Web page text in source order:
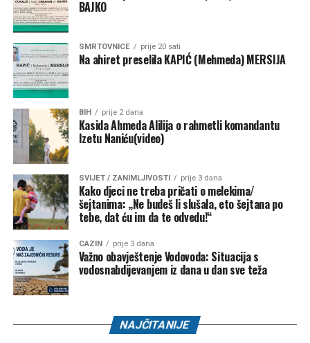
Ključ – 84.000 KM
NK “Ključ” –80.000 KM
Kanu-kajakaški klub “K4” –
FK “Bajer 99” Velagići –
NK “Omladinac” Sanica –1.000 KM
Bužim – 27.000 KM
NK “Vitez” –10.000 KM
FK “Bratstvo-Veterani” –5.000 KM
FK “Konjodor” –
FK “Bužim” –3.000 KM
OK “Bužim” –
3.000 KM
ŽOK “Bužim” –1.000 KM
BAJKO
SMRTOVNICE prije 20 sati
Na ahiret preselila KAPIĆ (Mehmeda) MERSIJA
BIH prije 2 dana
Kasida Ahmeda Alilija o rahmetli komandantu
Izetu Naniću(video)
SVIJET / ZANIMLJIVOSTI prije 3 dana
Kako djeci ne treba pričati o melekima/
šejtanima: „Ne budeš li slušala, eto šejtana po
tebe, dat ću im da te odvedu!“
CAZIN prije 3 dana
Važno obavještenje Vodovoda: Situacija s
vodosnabdijevanjem iz dana u dan sve teža
NAJČITANIJE